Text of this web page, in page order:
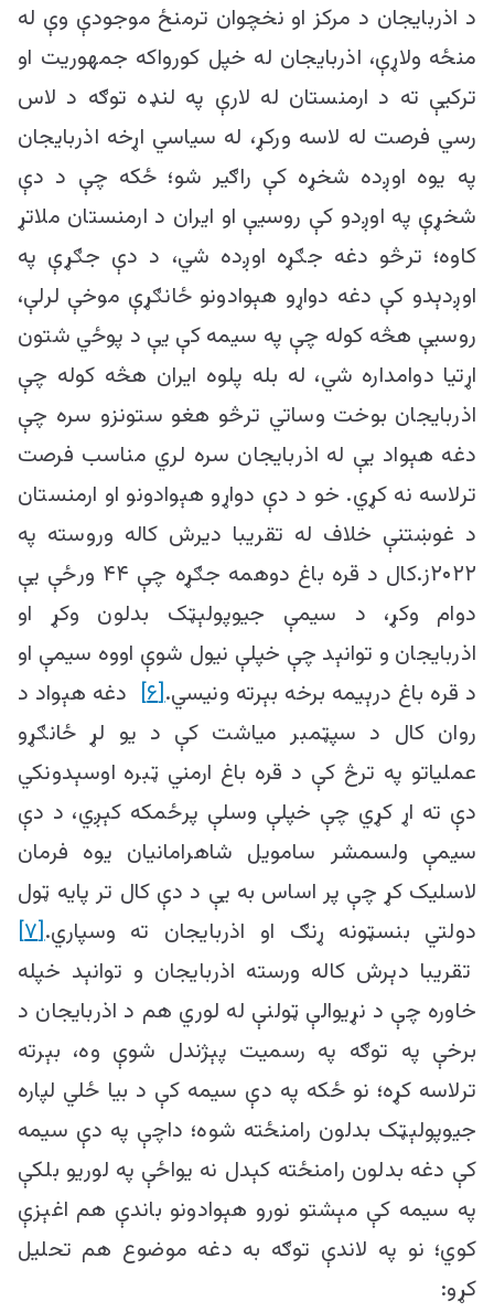
د اذربایجان د مرکز او نخچوان ترمنځ موجودې وې له
منځه ولاړې، اذربایجان له خپل کورواکه جمهوریت او
ترکیې ته د ارمنستان له لارې په لنډه توګه د لاس
رسي فرصت له لاسه ورکړ، له سیاسي اړخه اذربایجان
په یوه اوږده شخړه کې راګیر شو؛ ځکه چې د دې
شخړې په اوږدو کې روسیې او ایران د ارمنستان ملاتړ
کاوه؛ ترڅو دغه جګړه اوږده شي، د دې جګړې په
اوږدېدو کې دغه دواړو هېوادونو ځانګړې موخې لرلې،
روسیې هڅه کوله چې په سیمه کې یې د پوځي شتون
اړتیا دوامداره شي، له بله پلوه ایران هڅه کوله چې
اذربایجان بوخت وساتي ترڅو هغو ستونزو سره چې
دغه هېواد یې له اذربایجان سره لري مناسب فرصت
ترلاسه نه کړي. خو د دې دواړو هېوادونو او ارمنستان
د غوښتنې خلاف له تقریبا دیرش کاله وروسته په
۲۰۲۲ز.کال د قره باغ دوهمه جګړه چې ۴۴ ورځې یې
دوام وکړ، د سیمې جیوپولېټک بدلون وکړ او
اذربایجان و توانېد چې خپلې نیول شوې اووه سیمې او
د قره باغ درېیمه برخه بېرته ونیسي.[۶]
دغه هېواد د
روان کال د سپټمبر میاشت کې د یو لړ ځانګړو
عملیاتو په ترڅ کې د قره باغ ارمني ټبره اوسېدونکي
دې ته اړ کړي چې خپلې وسلې پرځمکه کېږي، د دې
سیمې ولسمشر سامویل شاهرامانیان یوه فرمان
لاسلیک کړ چې پر اساس به یې د دې کال تر پایه ټول
دولتي بنسټونه ړنګ او اذربایجان ته وسپاري.[۷]
تقریبا دېرش کاله ورسته اذربایجان و توانېد خپله
خاوره چې د نړیوالې ټولنې له لوري هم د اذربایجان د
برخې په توګه په رسمیت پېژندل شوې وه، بېرته
ترلاسه کړه؛ نو ځکه په دې سیمه کې د بیا ځلي لپاره
جیوپولېټک بدلون رامنځته شوه؛ داچې په دې سیمه
کې دغه بدلون رامنځته کېدل نه یواځې په لوریو بلکې
په سیمه کې مېشتو نورو هېوادونو باندې هم اغېزې
کوي؛ نو په لاندې توګه به دغه موضوع هم تحلیل
کړو: